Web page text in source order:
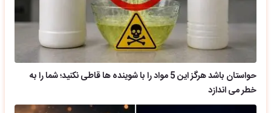
حواستان باشد هرگز این 5 مواد را با شوینده ها قاطی نکنید؛ شما را به
خطر می اندازد